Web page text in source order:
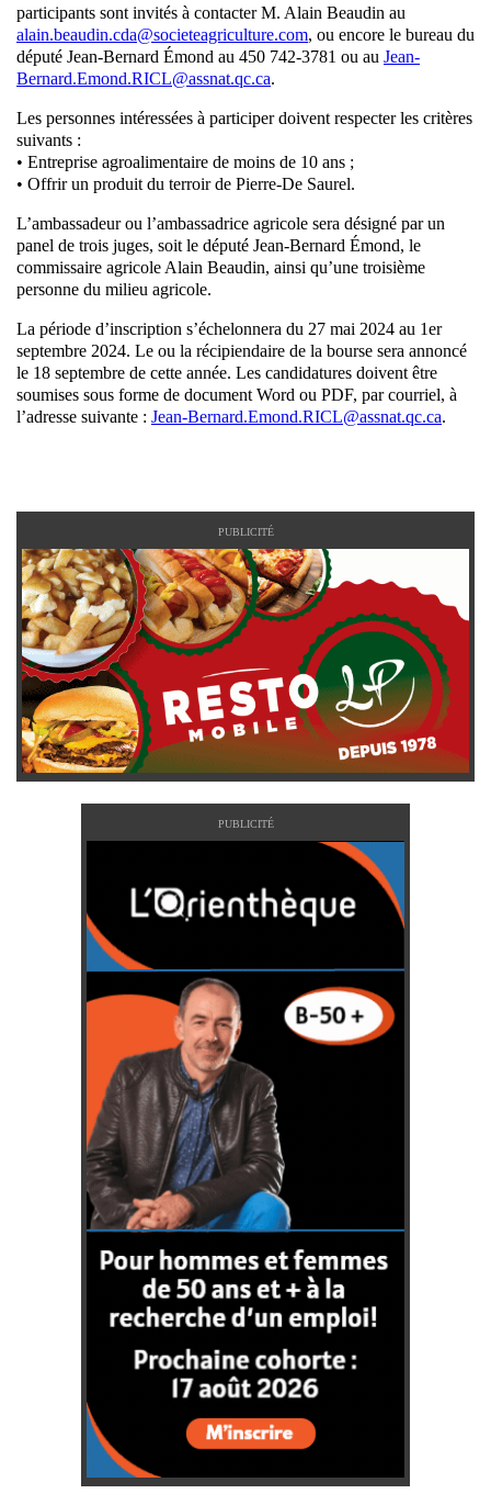
participants sont invités à contacter M. Alain Beaudin au
alain.beaudin.cda@societeagriculture.com, ou encore le bureau du
député Jean-Bernard Émond au 450 742-3781 ou au Jean-
Bernard.Emond.RICL@assnat.qc.ca.
Les personnes intéressées à participer doivent respecter les critères
suivants :
• Entreprise agroalimentaire de moins de 10 ans ;
• Offrir un produit du terroir de Pierre-De Saurel.
L’ambassadeur ou l’ambassadrice agricole sera désigné par un
panel de trois juges, soit le député Jean-Bernard Émond, le
commissaire agricole Alain Beaudin, ainsi qu’une troisième
personne du milieu agricole.
La période d’inscription s’échelonnera du 27 mai 2024 au 1er
septembre 2024. Le ou la récipiendaire de la bourse sera annoncé
le 18 septembre de cette année. Les candidatures doivent être
soumises sous forme de document Word ou PDF, par courriel, à
l’adresse suivante : Jean-Bernard.Emond.RICL@assnat.qc.ca.
PUBLICITÉ
PUBLICITÉ